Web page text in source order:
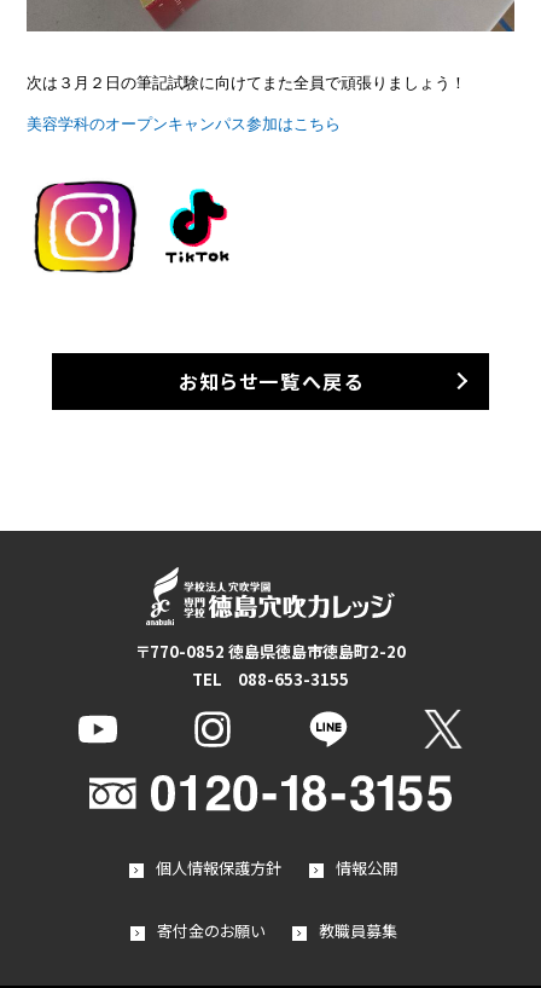
次は３月２日の筆記試験に向けてまた全員で頑張りましょう！
美容学科のオープンキャンパス参加はこちら
お知らせ一覧へ戻る
〒770-0852 徳島県徳島市徳島町2-20
TEL 088-653-3155
個人情報保護方針 情報公開
寄付金のお願い 教職員募集